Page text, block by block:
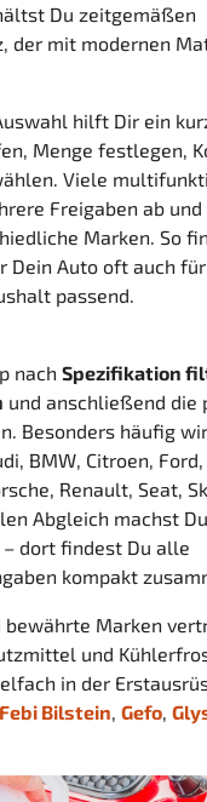
Du zeitgemäßen
der mit modernen
hilft Dir ein
Menge festlegen,
Viele
Freigaben ab und
Marken. So
Dein Auto oft auch
passend.
nach Spezifikation
und anschließend die
Besonders häufig
BMW, Citroen,
Renault, Seat,
Abgleich machst
dort findest Du alle
kompakt
bewährte Marken
und
in der
Febi Bilstein, Gefo,